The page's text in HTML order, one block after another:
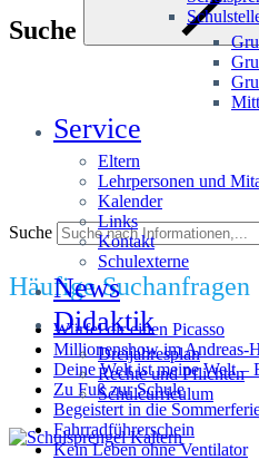
Service
Eltern
Lehrpersonen und
Kalender
Links
Kontakt
Schulexterne
News
Didaktik
Dreijahresplan
Rechte und Pflichten
Schulcurriculum
Suche
Suche
Häufige Suchanfragen
Würfel dir einen Picasso
Millionenshow im Andreas-
Deine Welt ist meine Welt –
Zu Fuß zur Schule
Begeistert in die
Fahrradführerschein
Kein Leben ohne Ventilator